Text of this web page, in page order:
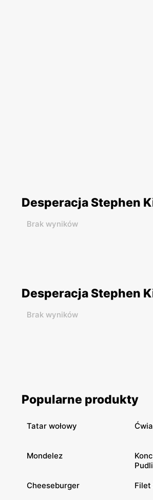
Desperacja Stephen
Brak wyników
Desperacja Stephen
Brak wyników
Popularne produkty
Tatar wołowy
Mondelez
Cheeseburger Filet